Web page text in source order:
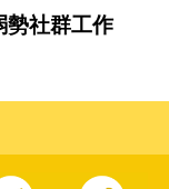
勢社群工作